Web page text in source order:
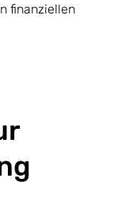
finanziellen